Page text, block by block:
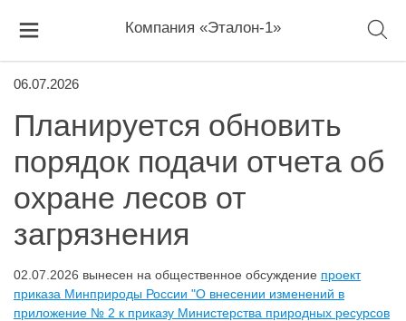
Компания «Эталон-1»
06.07.2026
Планируется обновить
порядок подачи отчета об
охране лесов от
загрязнения
02.07.2026 вынесен на общественное обсуждение проект
приказа Минприроды России "О внесении изменений в
приложение № 2 к приказу Министерства природных ресурсов